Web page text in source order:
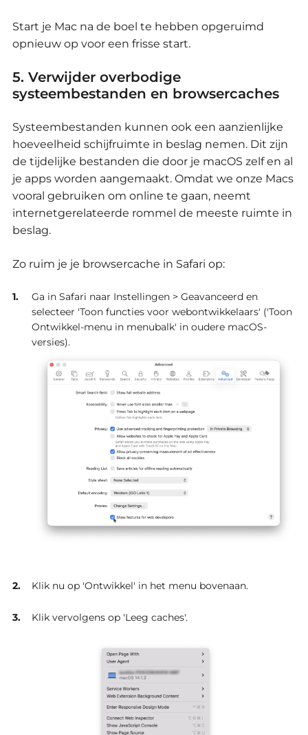
Start je Mac na de boel te hebben opgeruimd
opnieuw op voor een frisse start.
5. Verwijder overbodige
systeembestanden en browsercaches
Systeembestanden kunnen ook een aanzienlijke
hoeveelheid schijfruimte in beslag nemen. Dit zijn
de tijdelijke bestanden die door je macOS zelf en al
je apps worden aangemaakt. Omdat we onze Macs
vooral gebruiken om online te gaan, neemt
internetgerelateerde rommel de meeste ruimte in
beslag.
Zo ruim je je browsercache in Safari op:
Ga in Safari naar Instellingen > Geavanceerd en
selecteer 'Toon functies voor webontwikkelaars' ('Toon
Ontwikkel-menu in menubalk' in oudere macOS-
versies).
Klik nu op 'Ontwikkel' in het menu bovenaan.
Klik vervolgens op 'Leeg caches'.